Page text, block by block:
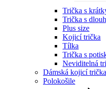
Trička s
Trička s
Plus size
Kojicí trička
Tílka
Trička s
Neviditelná
Dámská kojicí trička
Polokošile